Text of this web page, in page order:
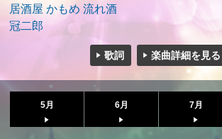
居酒屋 かもめ 流れ酒
冠二郎
歌詞 楽曲詳細を見る
5月 6月 7月